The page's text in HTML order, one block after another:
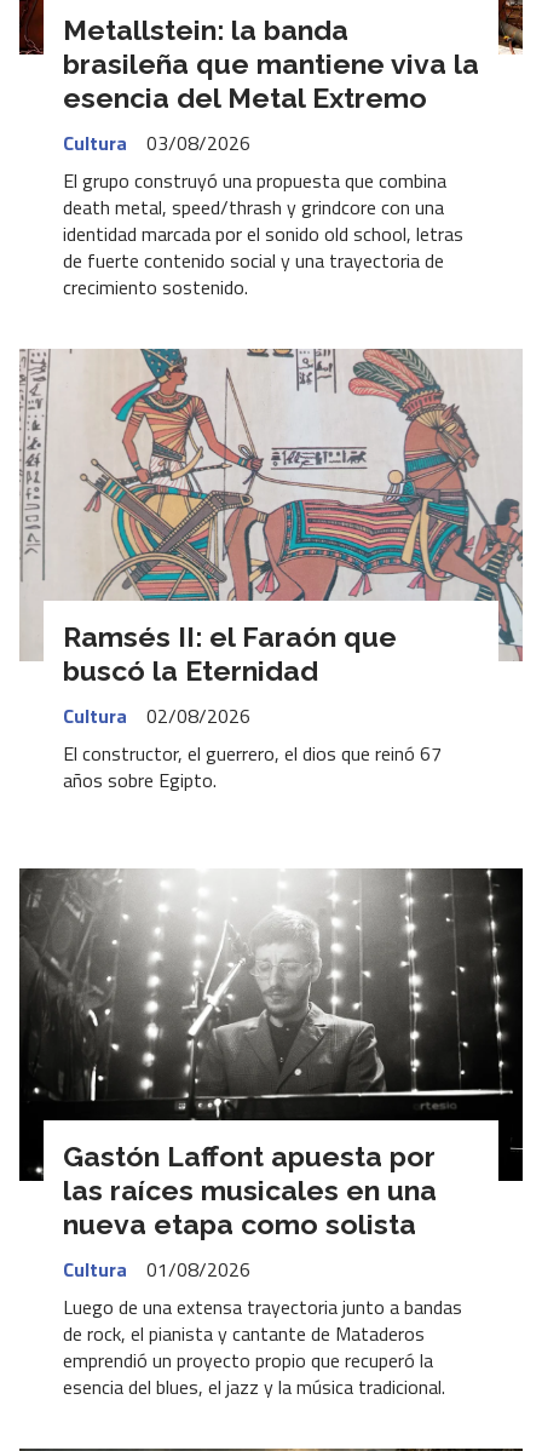
Metallstein: la banda
brasileña que mantiene viva la
esencia del Metal Extremo
Cultura
03/08/2026
El grupo construyó una propuesta que combina
death metal, speed/thrash y grindcore con una
identidad marcada por el sonido old school, letras
de fuerte contenido social y una trayectoria de
crecimiento sostenido.
Ramsés II: el Faraón que
buscó la Eternidad
Cultura
02/08/2026
El constructor, el guerrero, el dios que reinó 67
años sobre Egipto.
Gastón Laffont apuesta por
las raíces musicales en una
nueva etapa como solista
Cultura
01/08/2026
Luego de una extensa trayectoria junto a bandas
de rock, el pianista y cantante de Mataderos
emprendió un proyecto propio que recuperó la
esencia del blues, el jazz y la música tradicional.